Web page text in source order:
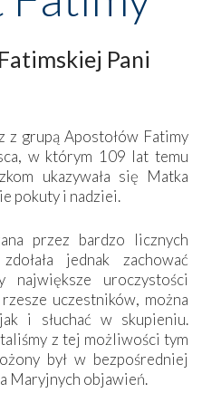
Pani
z grupą Apostołów Fatimy
w którym 109 lat temu
ukazywała się Matka
pokuty i nadziei.
przez bardzo licznych
jednak zachować
największe uroczystości
uczestników, można
i słuchać w skupieniu.
z tej możliwości tym
był w bezpośredniej
Maryjnych objawień.